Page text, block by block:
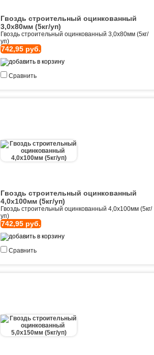
Гвоздь строительный оцинкованный
3,0х80мм (5кг/уп)
Гвоздь строительный оцинкованный 3,0х80мм (5кг/
уп)
742,95 руб.
Сравнить
Гвоздь строительный оцинкованный
4,0х100мм (5кг/уп)
Гвоздь строительный оцинкованный 4,0х100мм (5кг/
уп)
742,95 руб.
Сравнить